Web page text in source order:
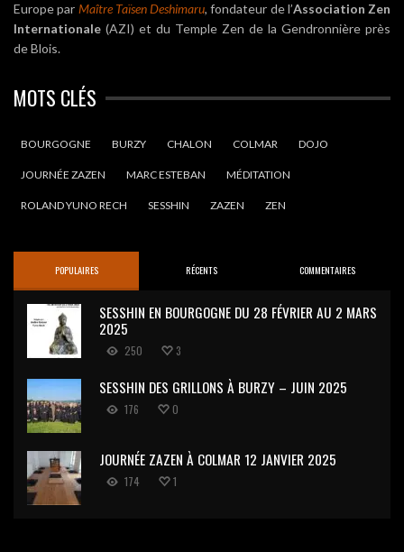
Europe par Maître Taïsen Deshimaru, fondateur de l’Association Zen
Internationale (AZI) et du Temple Zen de la Gendronnière près
de Blois.
MOTS CLÉS
BOURGOGNE BURZY CHALON COLMAR DOJO
JOURNÉE ZAZEN MARC ESTEBAN MÉDITATION
ROLAND YUNO RECH SESSHIN ZAZEN ZEN
POPULAIRES RÉCENTS COMMENTAIRES
SESSHIN EN BOURGOGNE DU 28 FÉVRIER AU 2 MARS
2025
250 3
SESSHIN DES GRILLONS À BURZY – JUIN 2025
176 0
JOURNÉE ZAZEN À COLMAR 12 JANVIER 2025
174 1